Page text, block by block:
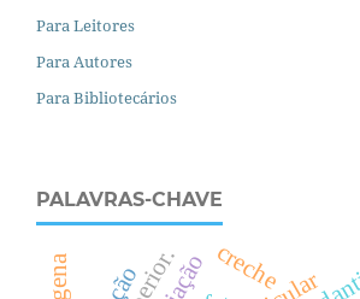
Para Leitores
Para Autores
Para Bibliotecários
PALAVRAS-CHAVE
creche